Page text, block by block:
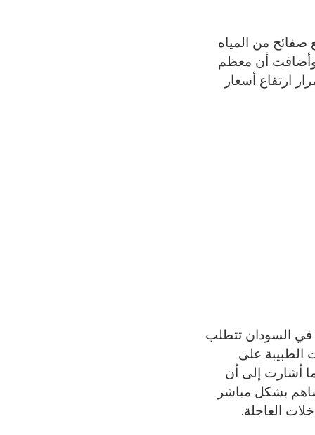
صفائح من المياه
وأضافت أن معظم
ارتفاع أسعار
في السودان تتطلب
الطبيبة على
أشارت إلى أن
بشكل مباشر
العاجلة.